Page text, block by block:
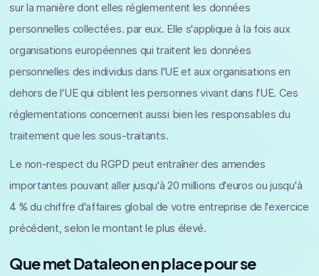
sur la manière dont elles réglementent les données
personnelles collectées. par eux. Elle s'applique à la fois aux
organisations européennes qui traitent les données
personnelles des individus dans l'UE et aux organisations en
dehors de l'UE qui ciblent les personnes vivant dans l'UE. Ces
réglementations concernent aussi bien les responsables du
traitement que les sous-traitants.
Le non-respect du RGPD peut entraîner des amendes
importantes pouvant aller jusqu'à 20 millions d'euros ou jusqu'à
4 % du chiffre d'affaires global de votre entreprise de l'exercice
précédent, selon le montant le plus élevé.
Que met Dataleon en place pour se